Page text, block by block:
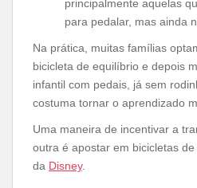
principalmente aquelas
para pedalar, mas ainda
Na prática, muitas famílias
bicicleta de equilíbrio e depois
infantil com pedais, já sem
costuma tornar o aprendizado
Uma maneira de incentivar a
outra é apostar em bicicletas
da Disney.